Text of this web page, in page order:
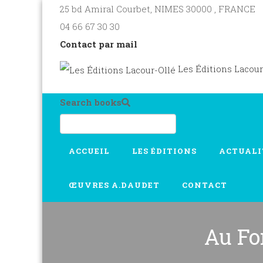
25 bd Amiral Courbet, NIMES 30000 , FRANCE
04 66 67 30 30
Contact par mail
Les Éditions
Search books
ACCUEIL LES ÉDITIONS
ŒUVRES A.DAUDET CONTACT
Au